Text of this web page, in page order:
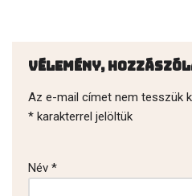
Vélemény,
Az e-mail címet nem tesszük
* karakterrel jelöltük
Név *